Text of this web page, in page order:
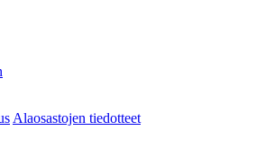
Alaosastojen tiedotteet